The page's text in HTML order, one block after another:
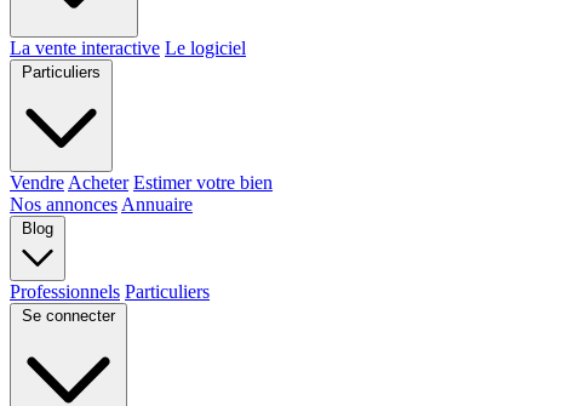
La vente interactive Le logiciel
Particuliers
Vendre Acheter Estimer votre bien
Nos annonces Annuaire
Blog
Professionnels Particuliers
Se connecter